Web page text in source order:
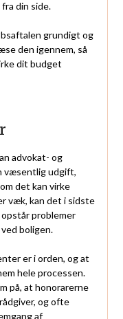
din side.
grundigt og
den igennem, så
dit budget
advokat- og
væsentlig udgift,
det kan virke
væk, kan det i sidste
problemer
boligen.
er i orden, og at
hele processen.
på, at honorarerne
og ofte
af